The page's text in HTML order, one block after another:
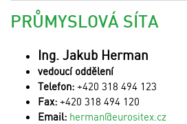
PRŮMYSLOVÁ SÍTA
Ing. Jakub Herman
vedoucí oddělení
Telefon: +420 318 494 123
Fax: +420 318 494 120
Email: herman@eurositex.cz